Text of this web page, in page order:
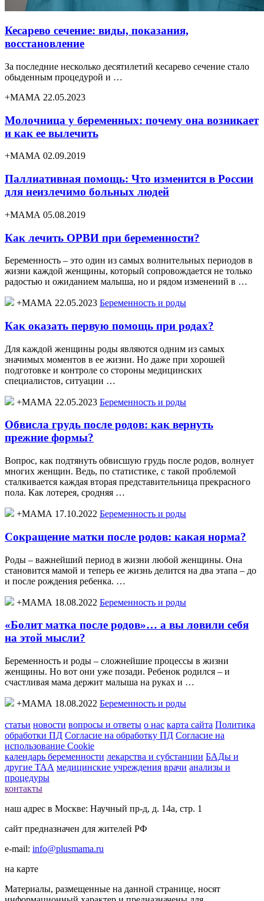
Кесарево сечение: виды, показания,
восстановление
За последние несколько десятилетий кесарево сечение стало
обыденным процедурой и …
+МАМА 22.05.2023
Молочница у беременных: почему она возникает
и как ее вылечить
+МАМА 02.09.2019
Паллиативная помощь: Что изменится в России
для неизлечимо больных людей
+МАМА 05.08.2019
Как лечить ОРВИ при беременности?
Беременность – это один из самых волнительных периодов в
жизни каждой женщины, который сопровождается не только
радостью и ожиданием малыша, но и рядом изменений в …
+МАМА 22.05.2023 Беременность и роды
Как оказать первую помощь при родах?
Для каждой женщины роды являются одним из самых
значимых моментов в ее жизни. Но даже при хорошей
подготовке и контроле со стороны медицинских
специалистов, ситуации …
+МАМА 22.05.2023 Беременность и роды
Обвисла грудь после родов: как вернуть
прежние формы?
Вопрос, как подтянуть обвисшую грудь после родов, волнует
многих женщин. Ведь, по статистике, с такой проблемой
сталкивается каждая вторая представительница прекрасного
пола. Как лотерея, сродняя …
+МАМА 17.10.2022 Беременность и роды
Сокращение матки после родов: какая норма?
Роды – важнейший период в жизни любой женщины. Она
становится мамой и теперь ее жизнь делится на два этапа – до
и после рождения ребенка. …
+МАМА 18.08.2022 Беременность и роды
«Болит матка после родов»… а вы ловили себя
на этой мысли?
Беременность и роды – сложнейшие процессы в жизни
женщины. Но вот они уже позади. Ребенок родился – и
счастливая мама держит малыша на руках и …
+МАМА 18.08.2022 Беременность и роды
статьи новости вопросы и ответы о нас карта сайта Политика
обработки ПД Согласие на обработку ПД Согласие на
использование Cookie
календарь беременности лекарства и субстанции БАДы и
другие ТАА медицинские учреждения врачи анализы и
процедуры
контакты
наш адрес в Москве: Научный пр-д, д. 14а, стр. 1
сайт предназначен для жителей РФ
e-mail: info@plusmama.ru
на карте
Материалы, размещенные на данной странице, носят